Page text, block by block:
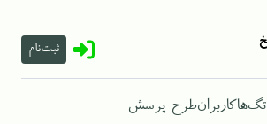
ثبت‌نام
تگ‌هاکاربرانطرح پرسش